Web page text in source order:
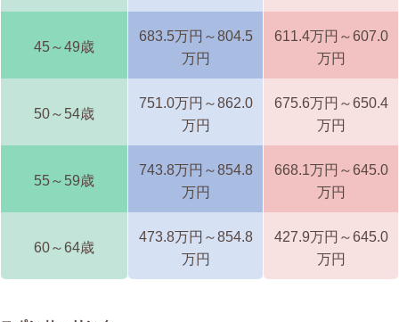
45～49歳
683.5万円～804.5
万円
611.4万円～607.0
万円
50～54歳
751.0万円～862.0
万円
675.6万円～650.4
万円
55～59歳
743.8万円～854.8
万円
668.1万円～645.0
万円
60～64歳
473.8万円～854.8
万円
427.9万円～645.0
万円